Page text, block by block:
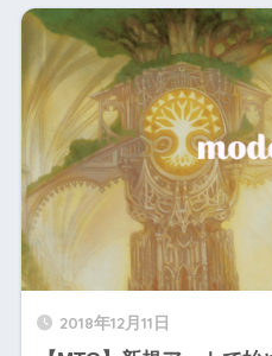
2018年12月11日